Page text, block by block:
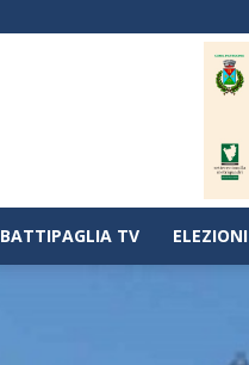
BATTIPAGLIA TV ELEZIONI